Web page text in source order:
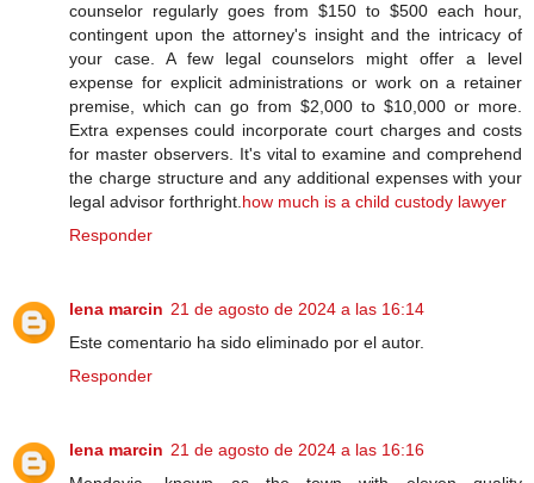
counselor regularly goes from $150 to $500 each hour,
contingent upon the attorney's insight and the intricacy of
your case. A few legal counselors might offer a level
expense for explicit administrations or work on a retainer
premise, which can go from $2,000 to $10,000 or more.
Extra expenses could incorporate court charges and costs
for master observers. It's vital to examine and comprehend
the charge structure and any additional expenses with your
legal advisor forthright.how much is a child custody lawyer
Responder
lena marcin 21 de agosto de 2024 a las 16:14
Este comentario ha sido eliminado por el autor.
Responder
lena marcin 21 de agosto de 2024 a las 16:16